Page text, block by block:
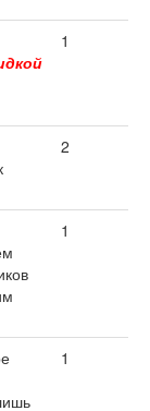
1
2
1
1